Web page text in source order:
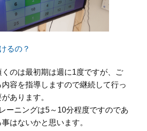
るの？
のは最初期は週に1度ですが、ご
容を指導しますので継続して行っ
あります。
ーニングは5～10分程度ですのであ
はないかと思います。